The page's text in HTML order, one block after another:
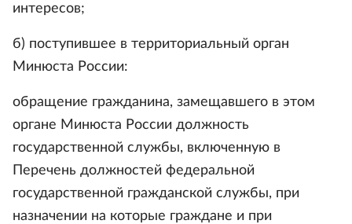
интересов;
б) поступившее в территориальный орган
Минюста России:
обращение гражданина, замещавшего в этом
органе Минюста России должность
государственной службы, включенную в
Перечень должностей федеральной
государственной гражданской службы, при
назначении на которые граждане и при